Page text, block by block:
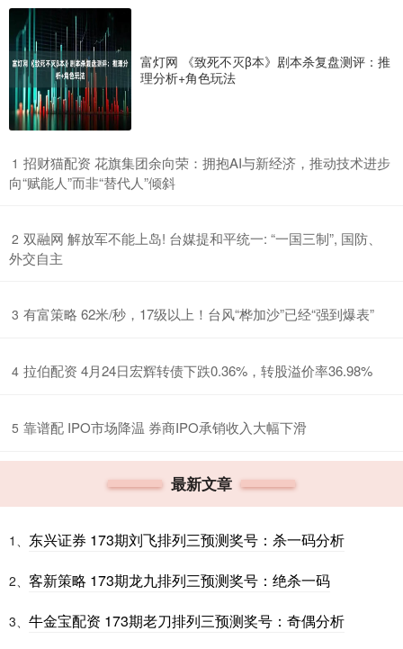
富灯网 《致死不灭β本》剧本杀复盘测评：推
理分析+角色玩法
1 ​招财猫配资 花旗集团余向荣：拥抱AI与新经济，推动技术进步
向“赋能人”而非“替代人”倾斜
2 ​双融网 解放军不能上岛! 台媒提和平统一: “一国三制”, 国防、
外交自主
3 ​有富策略 62米/秒，17级以上！台风“桦加沙”已经“强到爆表”
4 ​拉伯配资 4月24日宏辉转债下跌0.36%，转股溢价率36.98%
5 ​靠谱配 IPO市场降温 券商IPO承销收入大幅下滑
最新文章
1、 东兴证券 173期刘飞排列三预测奖号：杀一码分析
2、 客新策略 173期龙九排列三预测奖号：绝杀一码
3、 牛金宝配资 173期老刀排列三预测奖号：奇偶分析